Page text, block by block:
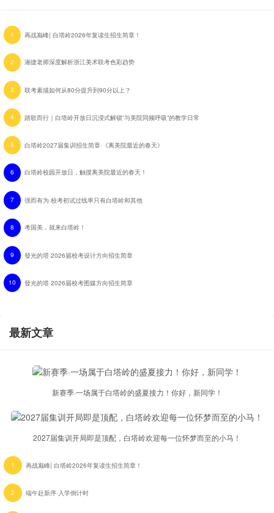
1 再战巅峰| 白塔岭2026年复读生招生简章！
2 湘捷老师深度解析浙江美术联考色彩趋势
3 联考素描如何从80分提升到90分以上？
4 踏歌而行｜白塔岭开放日沉浸式解锁“与美院同频呼吸”的教学日常
5 白塔岭2027届集训招生简章·《离美院最近的春天》
6 白塔岭校园开放日，触摸离美院最近的春天！
7 强而有为·校考初试过线率只有白塔岭和其他
8 考国美，就来白塔岭！
9 發光的塔·2026届校考设计方向招生简章
10 發光的塔·2026届校考图媒方向招生简章
最新文章
新赛季·一场属于白塔岭的盛夏接力！你好，新同学！
2027届集训开局即是顶配，白塔岭欢迎每一位怀梦而至的小马！
1 再战巅峰| 白塔岭2026年复读生招生简章！
2 端午赴新序·入学倒计时